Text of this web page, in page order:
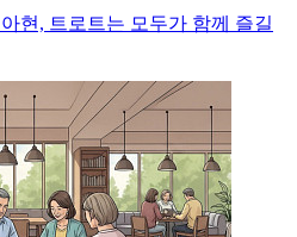
현, 트로트는 모두가 함께 즐길